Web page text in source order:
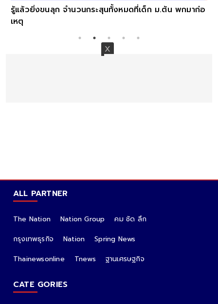
รู้แล้วยิ่งขนลุก จำนวนกระสุนทั้งหมดที่เด็ก ม.ต้น พกมาก่อ
เหตุ
ALL PARTNER
The Nation Nation Group
คม ชัด ลึก
กรุงเทพธุรกิจ
Nation
Spring News
Thainewsonline
Tnews ฐานเศรษฐกิจ
CATE GORIES